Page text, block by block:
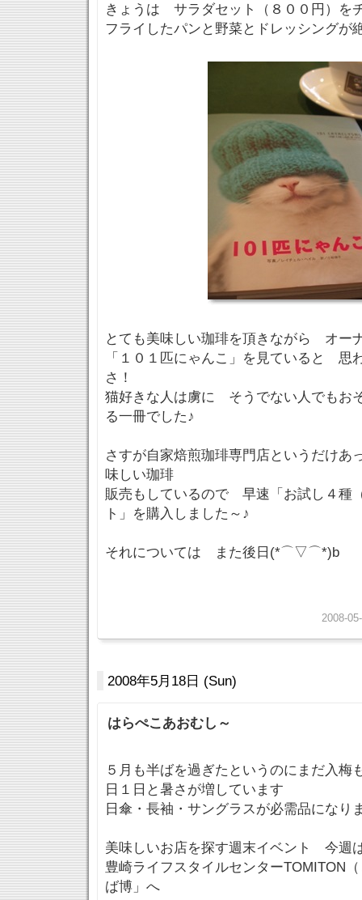
きょうは サラダセット（８００円）を
フライしたパンと野菜とドレッシングが
とても美味しい珈琲を頂きながら オー
「１０１匹にゃんこ」を見ていると 思
さ！
猫好きな人は虜に そうでない人でもお
る一冊でした♪
さすが自家焙煎珈琲専門店というだけ
味しい珈琲
販売もしているので 早速「お試し４種
ト」を購入しました～♪
それについては また後日(*⌒▽⌒*)b
2008-
2008年5月18日 (Sun)
はらぺこあおむし～
５月も半ばを過ぎたというのにまだ入梅
日１日と暑さが増しています
日傘・長袖・サングラスが必需品になり
美味しいお店を探す週末イベント 今週
豊崎ライフスタイルセンターTOMITON
ば博」へ